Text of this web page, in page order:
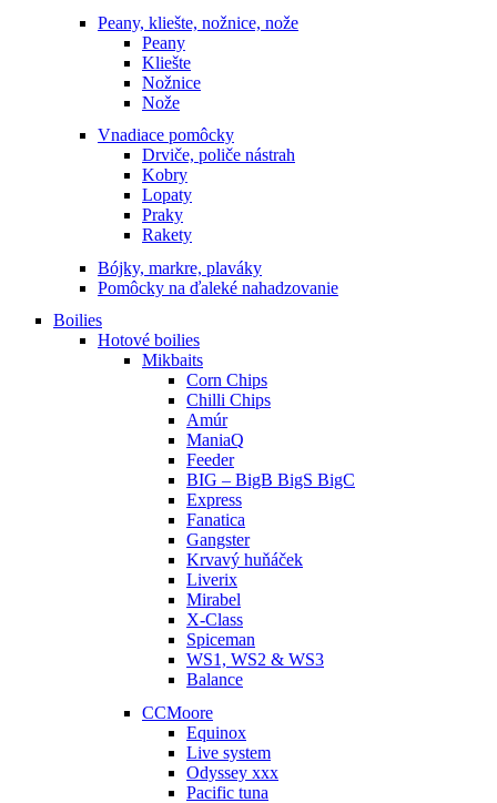
Peany, kliešte, nožnice, nože
Peany
Kliešte
Nožnice
Nože
Vnadiace pomôcky
Drviče, poliče nástrah
Kobry
Lopaty
Praky
Rakety
Bójky, markre, plaváky
Pomôcky na ďaleké nahadzovanie
Boilies
Hotové boilies
Mikbaits
Corn Chips
Chilli Chips
Amúr
ManiaQ
Feeder
BIG – BigB BigS BigC
Express
Fanatica
Gangster
Krvavý huňáček
Liverix
Mirabel
X-Class
Spiceman
WS1, WS2 & WS3
Balance
CCMoore
Equinox
Live system
Odyssey xxx
Pacific tuna